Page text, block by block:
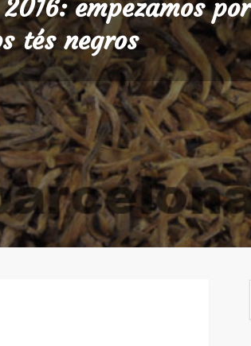
empezamos por
tés negros